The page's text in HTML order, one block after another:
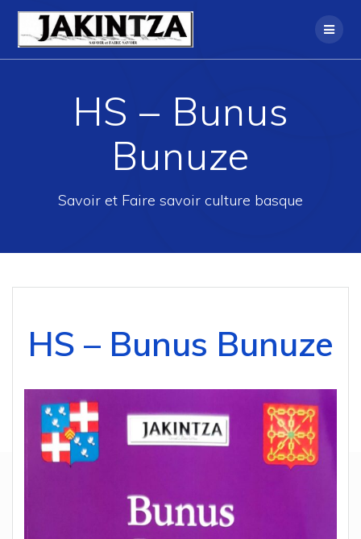
Skip
to
content
HS – Bunus
Bunuze
Savoir et Faire savoir culture basque
HS – Bunus Bunuze